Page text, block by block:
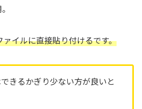
イルに直接貼り付けるです。
きるかぎり少ない方が良いと